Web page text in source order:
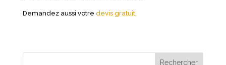
Demandez aussi votre devis gratuit.